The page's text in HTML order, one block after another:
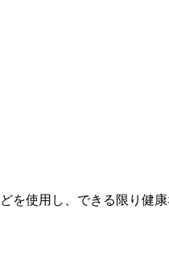
使用し、できる限り健